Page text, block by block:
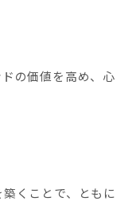
の価値を高め、心
くことで、ともに